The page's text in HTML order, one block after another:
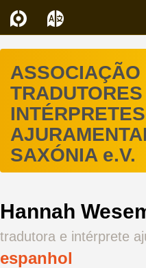
ASSOCIAÇÃO
INTÉRPRETES
SAXÓNIA e.V.
Hannah
tradutora e intérprete
espanhol